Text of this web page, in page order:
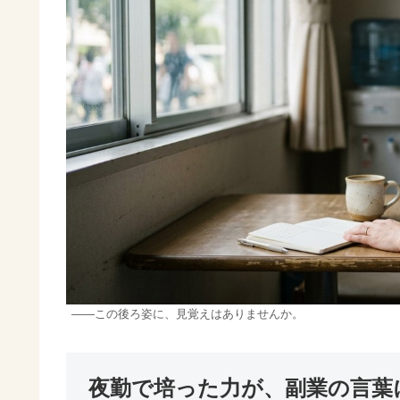
——この後ろ姿に、見覚えはありませんか。
夜勤で培った力が、副業の言葉